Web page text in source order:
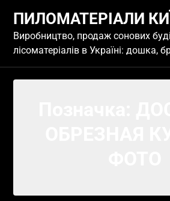
content
ПИЛОМАТЕРІАЛИ
Виробництво, продаж сонових
лісоматеріалів в Україні: дошка,